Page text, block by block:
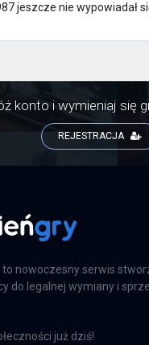
jeszcze nie wypowiadał
konto i wymieniaj się
REJESTRACJA
to nowoczesny serwis
do legalnej wymiany i
już dziś!